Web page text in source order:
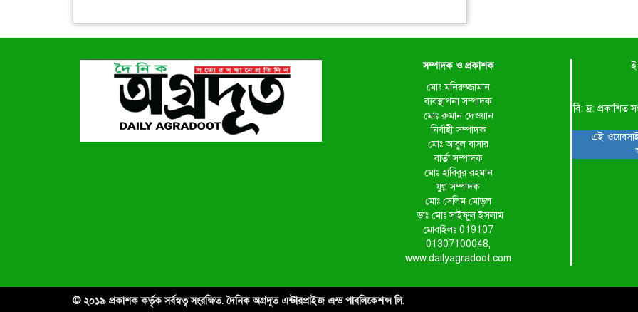
সম্পাদক ও প্রকাশক
মোঃ মনিরুজ্জামান
ব্যবস্থাপনা সম্পাদক
মোঃ রুমান দেওয়ান
নির্বাহী সম্পাদক
মোঃ আবুল বাসার
বার্তা সম্পাদক
মোঃ হাবিবুর রহমান
যুগ্ন সম্পাদক
মোঃ সেলিম মোড়ল
ডাঃ মোঃ সাইফুল ইসলাম
মোবাইলঃ 019107
01307100048,
www.dailyagradoot.com
বি: দ্র:
এই
© ২০১৯ প্রকাশক কর্তৃক সর্বস্বত্ব সংরক্ষিত. দৈনিক অগ্রদূত এন্টারপ্রাইজ এন্ড পাবলিকেশন্স লি.